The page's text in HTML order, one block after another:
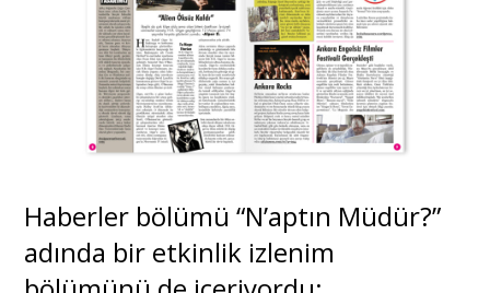
Haberler bölümü “N’aptın Müdür?”
adında bir etkinlik izlenim